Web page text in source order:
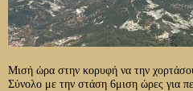
Μισή ώρα στην κορυφή να την
Σύνολο με την στάση 6μιση ώρες για